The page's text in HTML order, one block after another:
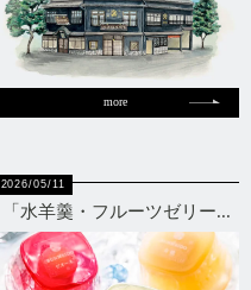
more
2026/05/11
「水羊羹・フルーツゼリー...